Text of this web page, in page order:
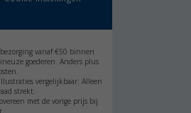
vanaf €50 binnen
goederen. Anders plus
vergelijkbaar. Alleen
strekt.
met de vorige prijs bij